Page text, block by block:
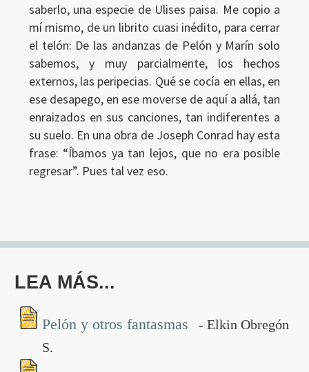
saberlo, una especie de Ulises paisa. Me copio a
mí mismo, de un librito cuasi inédito, para cerrar
el telón: De las andanzas de Pelón y Marín solo
sabemos, y muy parcialmente, los hechos
externos, las peripecias. Qué se cocía en ellas, en
ese desapego, en ese moverse de aquí a allá, tan
enraizados en sus canciones, tan indiferentes a
su suelo. En una obra de Joseph Conrad hay esta
frase: “Íbamos ya tan lejos, que no era posible
regresar”. Pues tal vez eso.
LEA MÁS...
Pelón y otros fantasmas
- Elkin Obregón
S.